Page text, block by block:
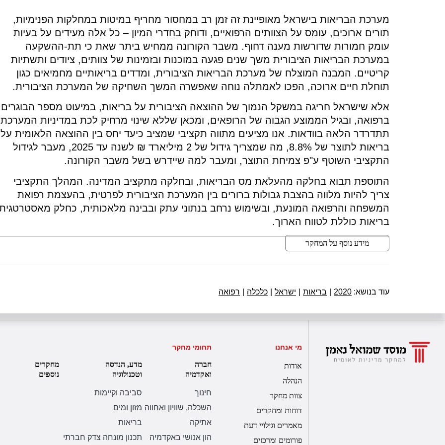
מערכת הבריאות בישראל מאופיינת זה זמן רב במחסור מחריף במיטות במחלקות הפנימיות,
תורים ארוכים, עומס על הצוותים הרפואיים, ודוחק בחדרי המיון – כל אלה מעידים על בעיות
עומק חמורות שדורשות מענה דחוף. משבר הקורונה ממחיש ביתר שאת כי תת-ההשקעה
במערכת הבריאות הציבורית משך שנים פגעה במוכנות ובזמינות של צוותים, ציודים ותשתיות
קריטיים. המבנה המוצלח של מערכת הבריאות הציבורית, ומדדים בריאותיים מחמיאים כגון
תוחלת חיים ארוכה, הפכו לאמתלה נוחה שאפשרה המשך השחיקה של המערכת הציבורית.
אלא שישראל חריגה במשקל הנמוך של ההוצאה הציבורית על בריאות, במיעוט מספר הבוגרים
ברפואה, ובגיל הממוצע הגבוה של הרופאים, ומכאן שללא שינוי מרחיק לכת במדיניות המערכת
תתדרדר הלאה בוודאות. אנו מציעים מתווה תקציבי שמציב כיעד יחס בין ההוצאה הלאומית על
בריאות לתוצר של 8.8%, מה שמצריך גידול של 2 מיליארד ₪ לשנה עד 2025, מעבר לגידול
התקציבי השוטף ע"פ צמיחת התוצר, ומעבר למה שיידרש בשל משבר הקורונה.
התוספת תבוא בחלקה מהעלאת מס הבריאות, ובחלקה מתקציב המדינה. המהלך התקציבי
צריך להיות מלווה בהצבת גבולות ברורים בין המערכת הציבורית לפרטית, בהעצמת רפואת
המשפחה והרפואה המונעת, ובשימוש נרחב בנתוני עתק ובבינה מלאכותית, כחלק
בריאות כוללת לטווח הארוך.
מידע נוסף על המחקר
עוד בנושא: 2020 בריאות ישראל כלכלה רפואה
מי אנחנו
אודות
הנהלה
צוות מחקר
דוחות ומחקרים
מאמרים וגילויי דעת
פורומים ומרכזים
תחומי מחקר
חברה
ואקדמיה
חינוך
השכלה, שוויון ואחווה
אתיקה
הון אנושי באקדמיה
מדע, הנדסה
וטכנולוגיה
סביבה וקיימות
מזון ומים
בריאות
תכנון מונחה צדק חברתי
מחקרים
נוספים